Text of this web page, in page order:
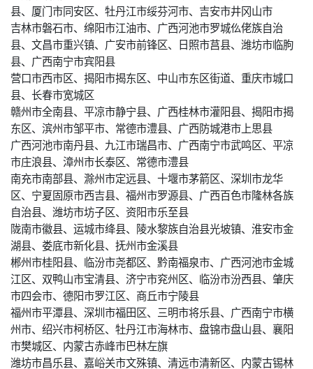
县、厦门市同安区、牡丹江市绥芬河市、吉安市井冈山市
吉林市磐石市、绵阳市江油市、广西河池市罗城仫佬族自治
县、文昌市重兴镇、广安市前锋区、日照市莒县、潍坊市临朐
县、广西南宁市宾阳县
营口市西市区、揭阳市揭东区、中山市东区街道、重庆市城口
县、长春市宽城区
赣州市全南县、平凉市静宁县、广西桂林市灌阳县、揭阳市揭
东区、滨州市邹平市、常德市澧县、广西防城港市上思县
广西河池市南丹县、九江市瑞昌市、广西南宁市武鸣区、平凉
市庄浪县、漳州市长泰区、常德市澧县
南充市南部县、滁州市定远县、十堰市茅箭区、深圳市龙华
区、宁夏固原市西吉县、福州市罗源县、广西百色市隆林各族
自治县、潍坊市坊子区、资阳市乐至县
陇南市徽县、运城市绛县、陵水黎族自治县光坡镇、淮安市金
湖县、娄底市新化县、抚州市金溪县
郴州市桂阳县、临汾市尧都区、黔南福泉市、广西河池市金城
江区、双鸭山市宝清县、济宁市兖州区、临汾市汾西县、肇庆
市四会市、德阳市罗江区、商丘市宁陵县
福州市平潭县、深圳市福田区、三明市将乐县、广西南宁市横
州市、绍兴市柯桥区、牡丹江市海林市、盘锦市盘山县、襄阳
市樊城区、内蒙古赤峰市巴林左旗
潍坊市昌乐县、嘉峪关市文殊镇、清远市清新区、内蒙古锡林